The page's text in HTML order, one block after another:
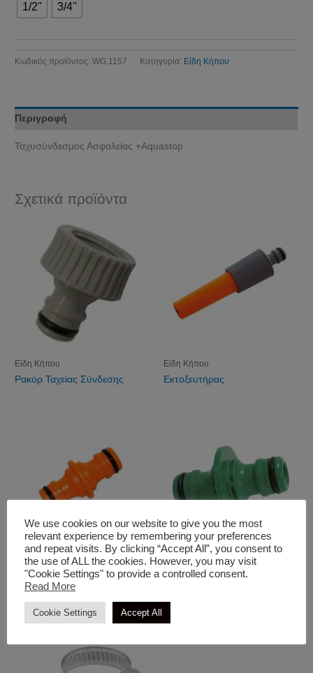
1/2'' 3/4''
Κωδικός προϊόντος:WG.1157 Κατηγορία: Είδη Κήπου
Περιγραφή
Ταχυσύνδεσμος Ασφαλείας +Aquastop
Σχετικά προϊόντα
Είδη Κήπου
Ρακόρ Ταχείας Σύνδεσης
Είδη Κήπου
Εκτοξευτήρας
Είδη Κήπου
Σύνδεσμος Αρσενικός
Άρδευση & Είδη Κήπου
Σύνδεσμος Ταχυσυνδέσμου
We use cookies on our website to give you the most
relevant experience by remembering your preferences
and repeat visits. By clicking “Accept All”, you consent to
the use of ALL the cookies. However, you may visit
"Cookie Settings" to provide a controlled consent.
Read More
Cookie Settings Accept All